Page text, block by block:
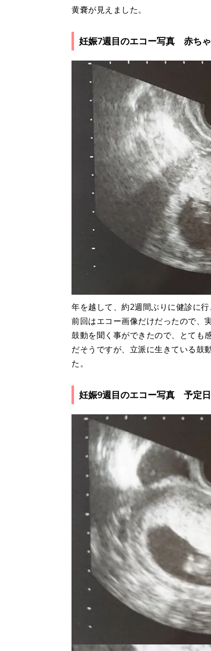
黄嚢が見えました。
妊娠7週目のエコー写真 赤ちゃ
年を越して、約2週間ぶりに健診に
前回はエコー画像だけだったので、
鼓動を聞く事ができたので、とても
だそうですが、立派に生きている鼓
た。
妊娠9週目のエコー写真 予定